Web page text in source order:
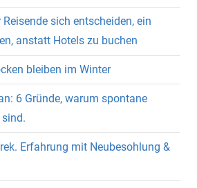
sich entscheiden, ein
anstatt Hotels zu buchen
bleiben im Winter
6 Gründe, warum spontane
Erfahrung mit Neubesohlung &